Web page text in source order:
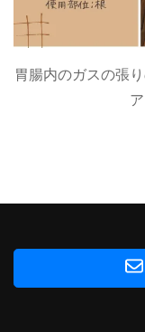
胃腸内のガスの張